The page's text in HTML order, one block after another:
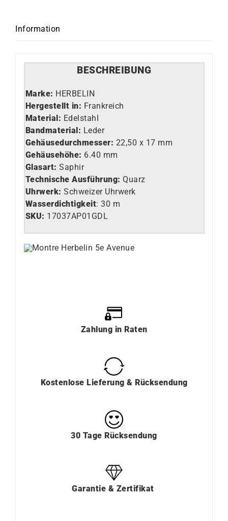
Information
BESCHREIBUNG
Marke: HERBELIN
Hergestellt in: Frankreich
Material: Edelstahl
Bandmaterial: Leder
Gehäusedurchmesser: 22,50 x 17 mm
Gehäusehöhe: 6.40 mm
Glasart: Saphir
Technische Ausführung: Quarz
Uhrwerk: Schweizer Uhrwerk
Wasserdichtigkeit: 30 m
SKU: 17037AP01GDL
Zahlung in Raten
Kostenlose Lieferung & Rücksendung
30 Tage Rücksendung
Garantie & Zertifikat